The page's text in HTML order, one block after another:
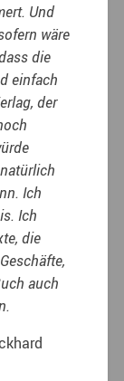
Und
wäre
die
einfach
der
Ich
Ich
die
auch